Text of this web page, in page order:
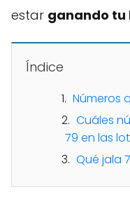
estar ganando tu
Índice
Números
Cuáles
79 en las
Qué jala